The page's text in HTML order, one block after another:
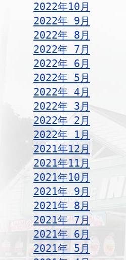
2022年10月
2022年 9月
2022年 8月
2022年 7月
2022年 6月
2022年 5月
2022年 4月
2022年 3月
2022年 2月
2022年 1月
2021年12月
2021年11月
2021年10月
2021年 9月
2021年 8月
2021年 7月
2021年 6月
2021年 5月